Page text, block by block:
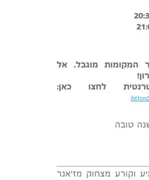
המקומות מוגבל. אל
לחצו כאן:
טובה
____________
וקורע מצחוק מז'אנר